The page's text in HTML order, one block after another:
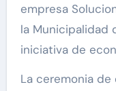
empresa
la Municipalidad
iniciativa de
La ceremonia de